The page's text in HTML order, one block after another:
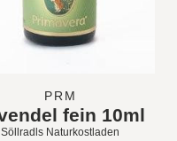
PRM
fein 10ml
Söllradls Naturkostladen